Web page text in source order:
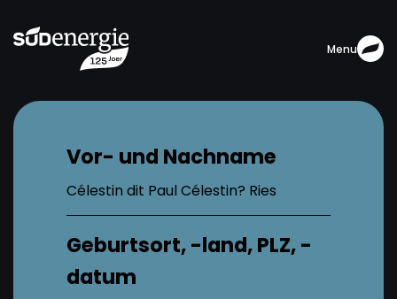
Menu
Vor- und Nachname
Célestin dit Paul Célestin? Ries
Geburtsort, -land, PLZ, -
datum